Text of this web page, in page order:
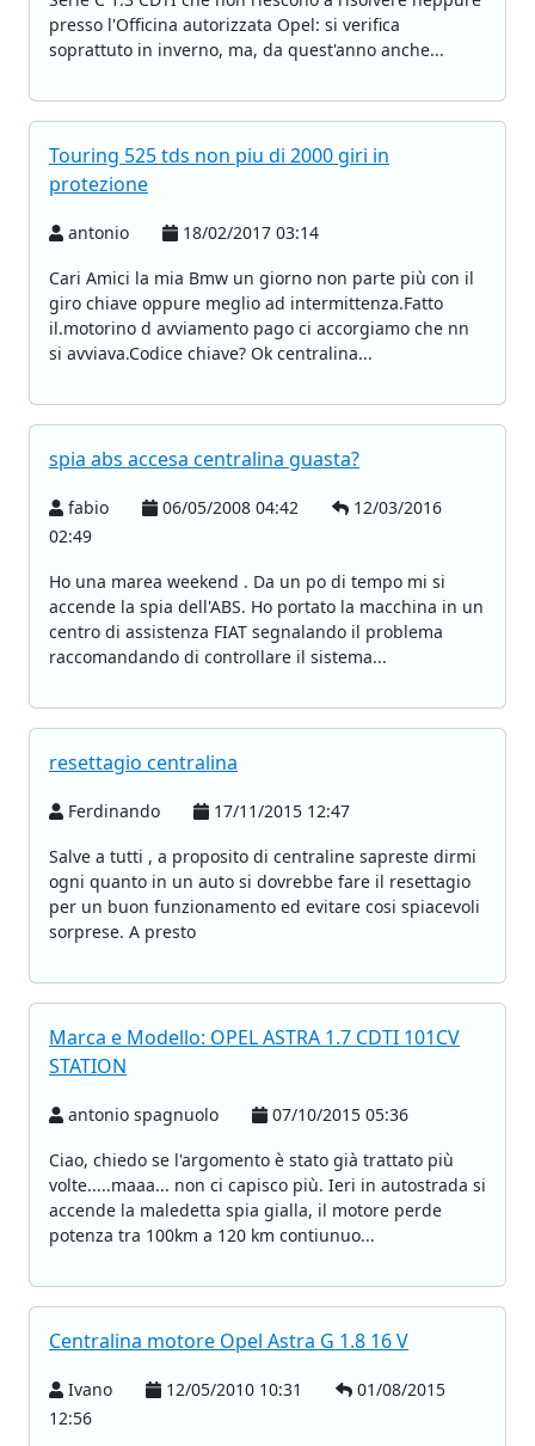
presso l'Officina autorizzata Opel: si verifica
soprattuto in inverno, ma, da quest'anno anche...
Touring 525 tds non piu di 2000 giri in
protezione
antonio
18/02/2017 03:14
Cari Amici la mia Bmw un giorno non parte più con il
giro chiave oppure meglio ad intermittenza.Fatto
il.motorino d avviamento pago ci accorgiamo che nn
si avviava.Codice chiave? Ok centralina...
spia abs accesa centralina guasta?
fabio 06/05/2008 04:42
12/03/2016
02:49
Ho una marea weekend . Da un po di tempo mi si
accende la spia dell'ABS. Ho portato la macchina in un
centro di assistenza FIAT segnalando il problema
raccomandando di controllare il sistema...
resettagio centralina
Ferdinando
17/11/2015 12:47
Salve a tutti , a proposito di centraline sapreste dirmi
ogni quanto in un auto si dovrebbe fare il resettagio
per un buon funzionamento ed evitare cosi spiacevoli
sorprese. A presto
Marca e Modello: OPEL ASTRA 1.7 CDTI 101CV
STATION
antonio spagnuolo
07/10/2015 05:36
Ciao, chiedo se l'argomento è stato già trattato più
volte.....maaa... non ci capisco più. Ieri in autostrada si
accende la maledetta spia gialla, il motore perde
potenza tra 100km a 120 km contiunuo...
Centralina motore Opel Astra G 1.8 16 V
Ivano 12/05/2010 10:31
01/08/2015
12:56